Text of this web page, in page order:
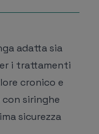
adatta sia
i trattamenti
cronico e
siringhe
sicurezza